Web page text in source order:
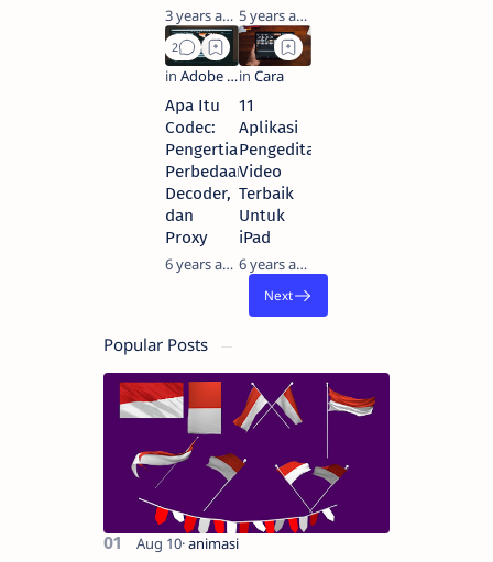
3 years ago
5 years ago
Apa Itu
Codec:
Pengertian,
Perbedaan
Decoder,
dan
Proxy
6 years ago
11
Aplikasi
Pengeditan
Video
Terbaik
Untuk
iPad
6 years ago
Popular Posts